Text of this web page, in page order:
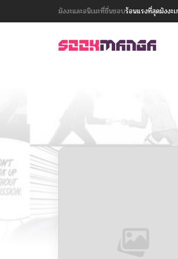
มังงะและอนิเมะที่ชื่นชอบร้อนแรงที่สุดมังงะ